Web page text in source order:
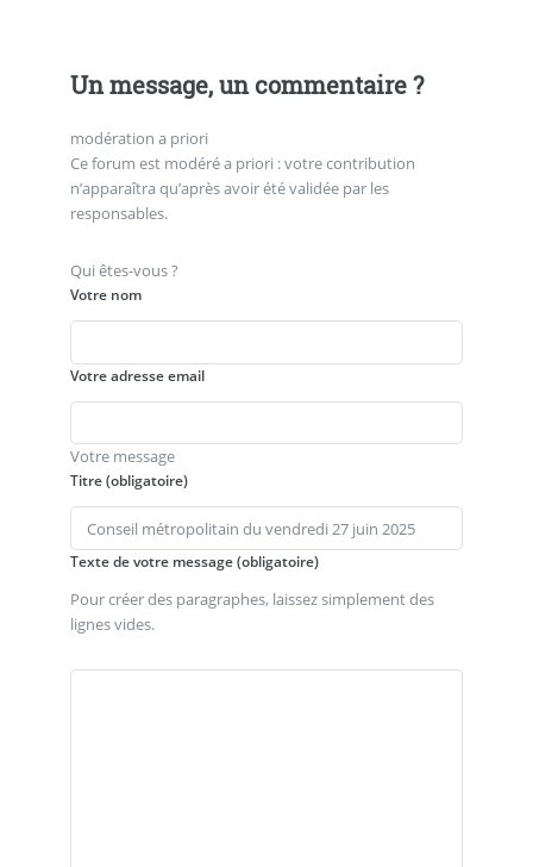
Un message, un commentaire ?
modération a priori
Ce forum est modéré a priori : votre contribution
n’apparaîtra qu’après avoir été validée par les
responsables.
Qui êtes-vous ?
Votre nom
Votre adresse email
Votre message
Titre (obligatoire)
Texte de votre message (obligatoire)
Pour créer des paragraphes, laissez simplement des
lignes vides.